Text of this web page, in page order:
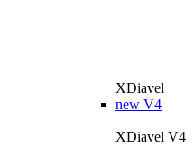
XDiavel
new V4
XDiavel V4